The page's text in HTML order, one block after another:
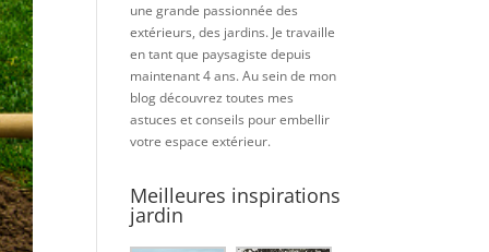
une grande passionnée des
extérieurs, des jardins. Je travaille
en tant que paysagiste depuis
maintenant 4 ans. Au sein de mon
blog découvrez toutes mes
astuces et conseils pour embellir
votre espace extérieur.
Meilleures inspirations
jardin